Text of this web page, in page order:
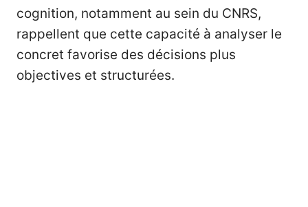
cognition, notamment au sein du CNRS,
rappellent que cette capacité à analyser le
concret favorise des décisions plus
objectives et structurées.